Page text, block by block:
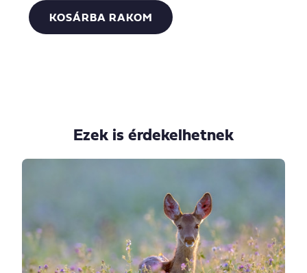
KOSÁRBA RAKOM
Ezek is érdekelhetnek